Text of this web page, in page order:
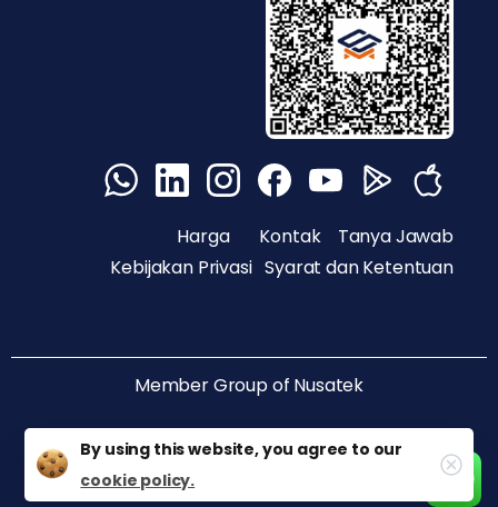
Harga KontakTanya Jawab
Kebijakan Privasi Syarat dan Ketentuan
Member Group of Nusatek
@ Copyright PT Nusantara Sukses Teknologi 2020
By using this website, you agree to our
cookie policy.